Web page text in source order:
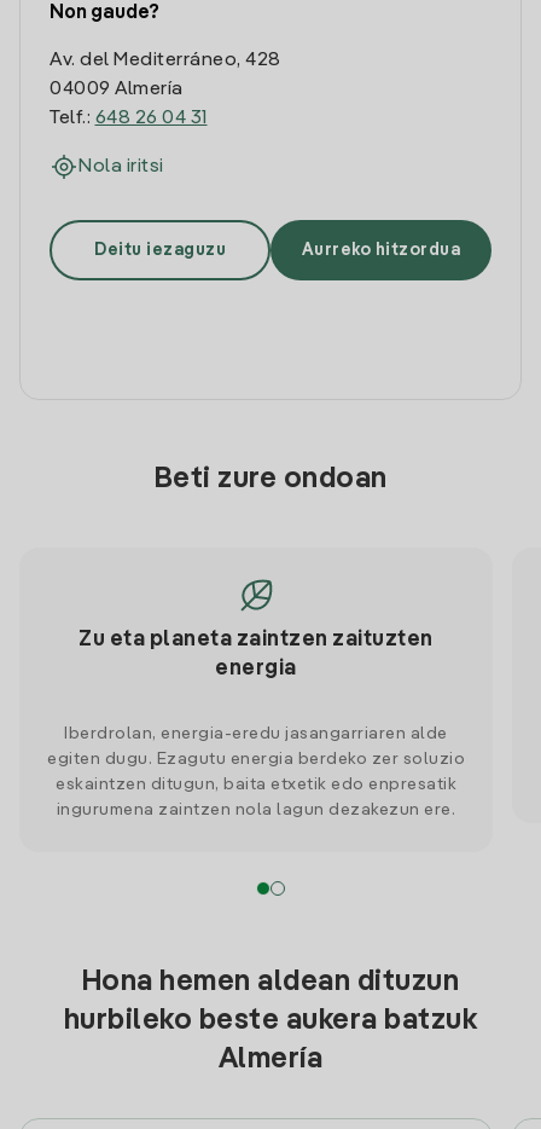
Non gaude?
Av. del Mediterráneo, 428
04009 Almería
Telf.: 648 26 04 31
Nola iritsi
Deitu iezaguzu Aurreko hitzordua
Beti zure ondoan
Zu eta planeta zaintzen zaituzten
energia
Iberdrolan, energia-eredu jasangarriaren alde
egiten dugu. Ezagutu energia berdeko zer soluzio
eskaintzen ditugun, baita etxetik edo enpresatik
ingurumena zaintzen nola lagun dezakezun ere.
Hona hemen aldean dituzun
hurbileko beste aukera batzuk
Almería